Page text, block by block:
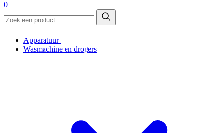
0
Apparatuur
Wasmachine en drogers